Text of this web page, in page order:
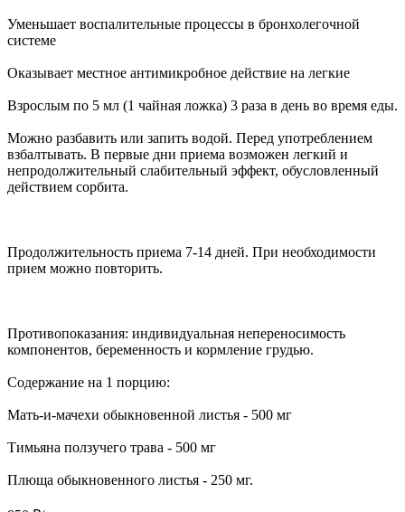
Уменьшает воспалительные процессы в бронхолегочной
системе
Оказывает местное антимикробное действие на легкие
Взрослым по 5 мл (1 чайная ложка) 3 раза в день во время еды.
Можно разбавить или запить водой. Перед употреблением
взбалтывать. В первые дни приема возможен легкий и
непродолжительный слабительный эффект, обусловленный
действием сорбита.
Продолжительность приема 7-14 дней. При необходимости
прием можно повторить.
Противопоказания: индивидуальная непереносимость
компонентов, беременность и кормление грудью.
Содержание на 1 порцию:
Мать-и-мачехи обыкновенной листья - 500 мг
Тимьяна ползучего трава - 500 мг
Плюща обыкновенного листья - 250 мг.